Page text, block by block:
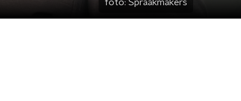
foto: Spraakmakers